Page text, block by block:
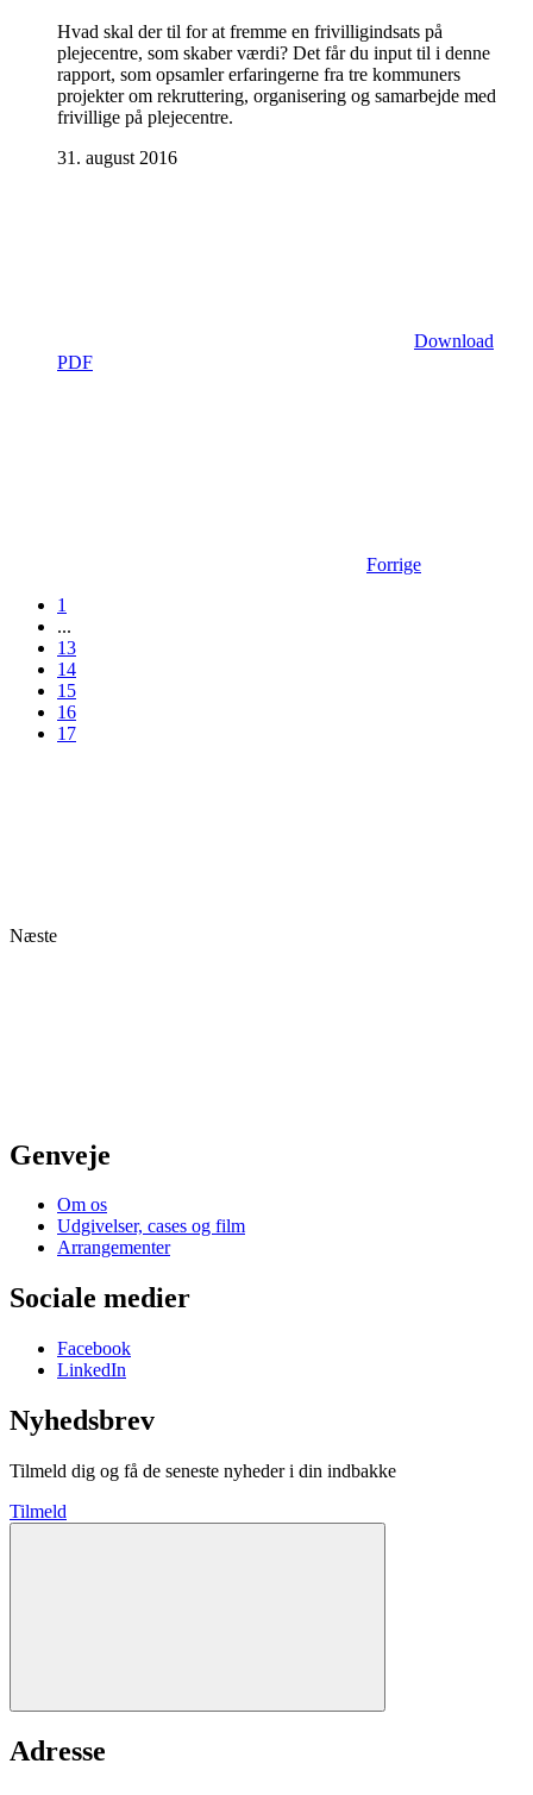
Hvad skal der til for at fremme en frivilligindsats på
plejecentre, som skaber værdi? Det får du input til i denne
rapport, som opsamler erfaringerne fra tre kommuners
projekter om rekruttering, organisering og samarbejde med
frivillige på plejecentre.
31. august 2016
Download
PDF
Forrige
1
...
13
14
15
16
17
Næste
Genveje
Om os
Udgivelser, cases og film
Arrangementer
Sociale medier
Facebook
LinkedIn
Nyhedsbrev
Tilmeld dig og få de seneste nyheder i din indbakke
Tilmeld
Adresse